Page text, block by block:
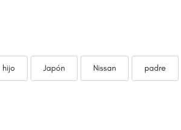
hijo Japón Nissan padre